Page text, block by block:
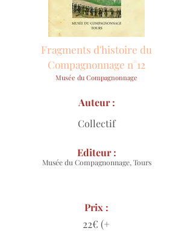
Fragments d'histoire du
Compagnonnage n°12
Musée du Compagnonnage
Collectif
Auteur :
Musée du Compagnonnage, Tours
Editeur :
Prix :
22€ (+